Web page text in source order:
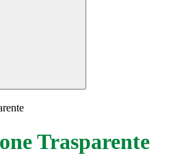
Trasparente